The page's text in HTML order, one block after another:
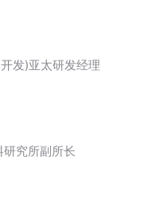
发)亚太研发经理
究所副所长